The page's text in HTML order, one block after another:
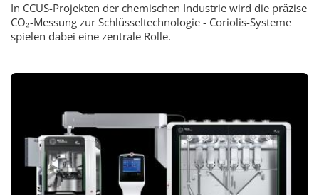
In CCUS-Projekten der chemischen Industrie wird die präzise
CO₂-Messung zur Schlüsseltechnologie - Coriolis-Systeme
spielen dabei eine zentrale Rolle.